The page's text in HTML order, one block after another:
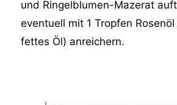
und Ringelblumen-Mazerat
eventuell mit 1 Tropfen
fettes Öl) anreichern.